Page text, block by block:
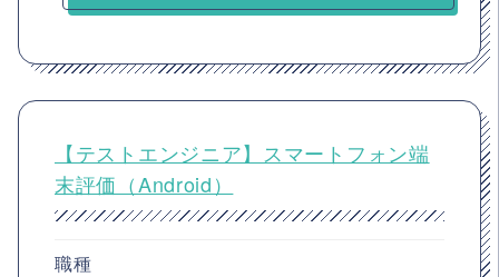
【テストエンジニア】スマートフォン端
末評価（Android）
職種